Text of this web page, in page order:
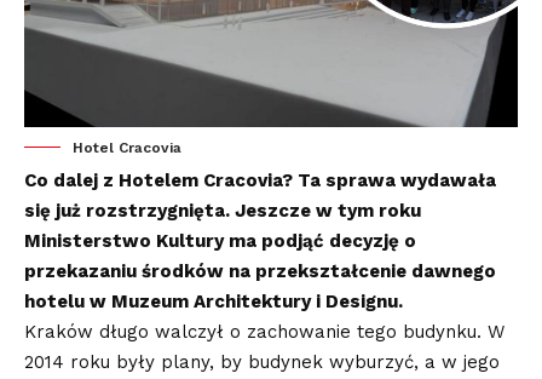
Hotel Cracovia
Co dalej z Hotelem Cracovia? Ta sprawa wydawała
się już rozstrzygnięta. Jeszcze w tym roku
Ministerstwo Kultury ma podjąć decyzję o
przekazaniu środków na przekształcenie dawnego
hotelu w Muzeum Architektury i Designu.
Kraków długo walczył o zachowanie tego budynku. W
2014 roku były plany, by budynek wyburzyć, a w jego